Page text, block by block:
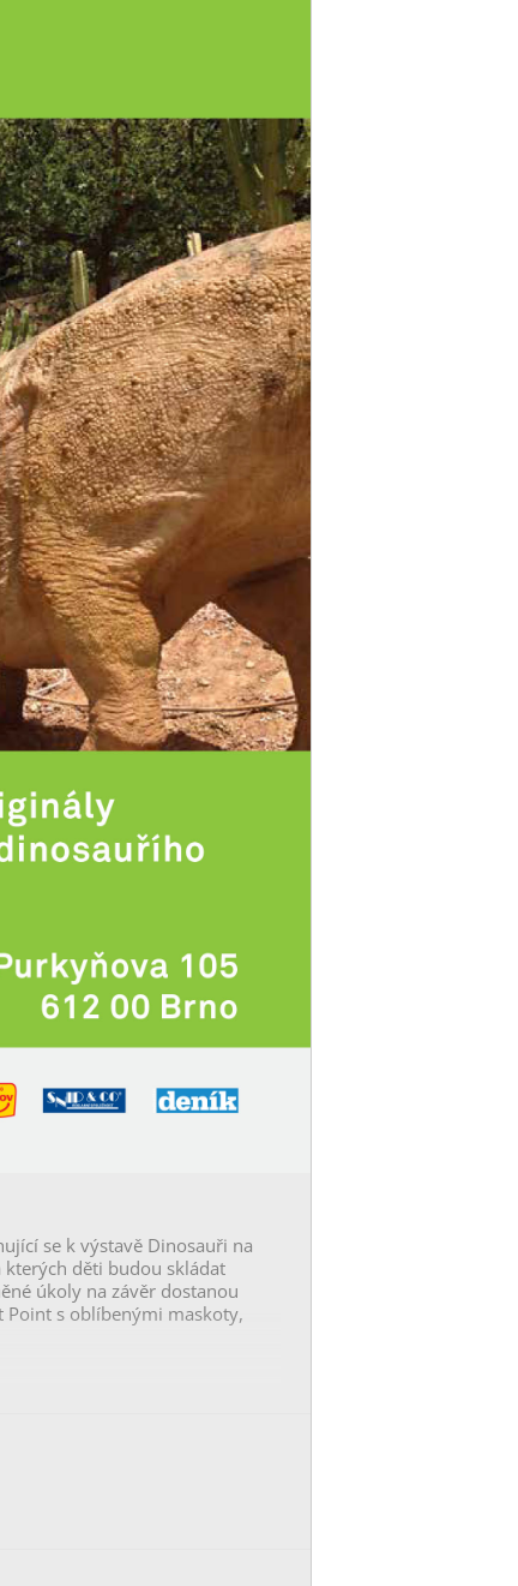
se k výstavě Dinosauři na
kterých děti budou skládat
úkoly na závěr dostanou
Point s oblíbenými maskoty,